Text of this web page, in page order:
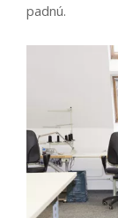
padnú.